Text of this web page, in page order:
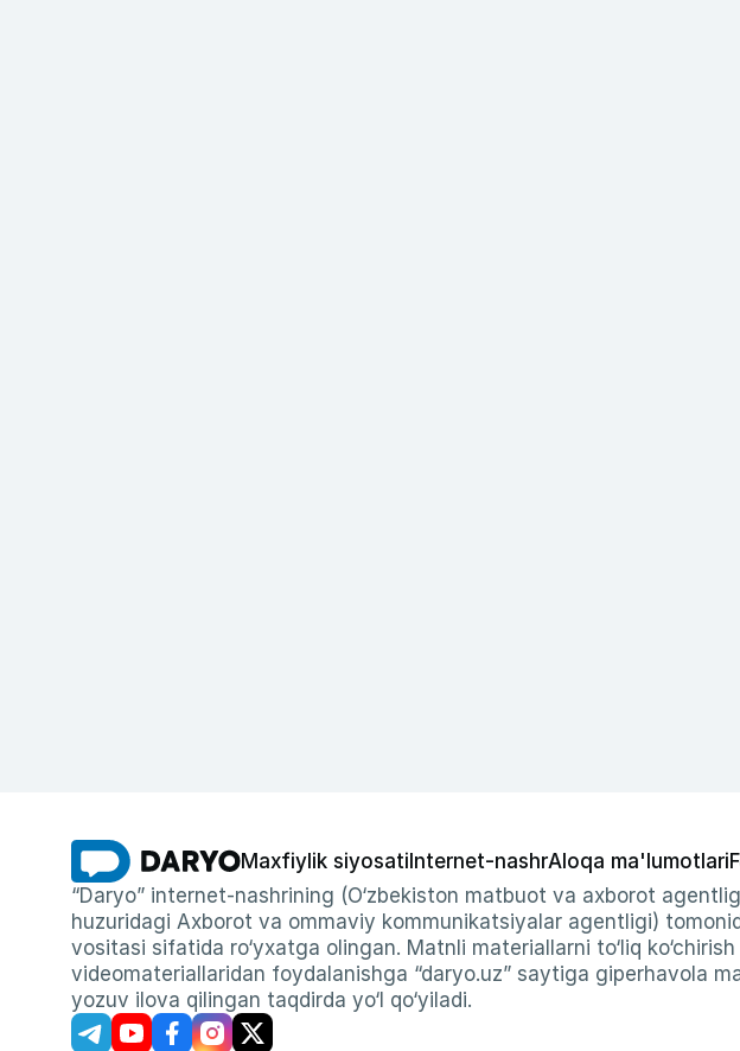
Maxfiylik siyosati Internet-nashrAloqa ma'lumotlari
“Daryo” internet-nashrining (O‘zbekiston matbuot va axborot
huzuridagi Axborot va ommaviy kommunikatsiyalar agentligi)
vositasi sifatida ro‘yxatga olingan. Matnli materiallarni to‘liq
videomateriallaridan foydalanishga “daryo.uz” saytiga giperhavola
yozuv ilova qilingan taqdirda yo‘l qo‘yiladi.